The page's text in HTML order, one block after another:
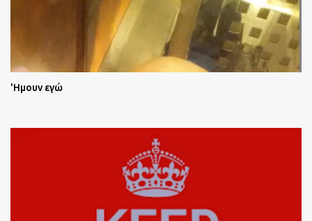
'Ημουν εγώ